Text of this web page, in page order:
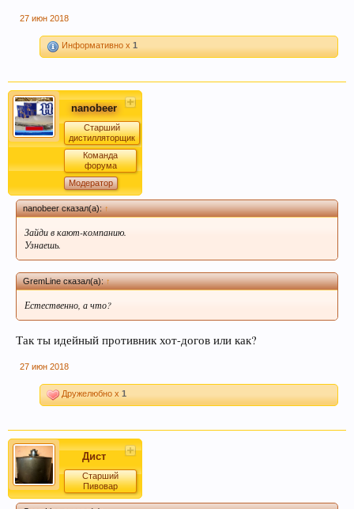
27 июн 2018
Информативно x 1
nanobeer
Старший
дистилляторщик
Команда
форума
Модератор
nanobeer сказал(а):↑
Зайди в кают-компанию.
Узнаешь.
GremLine сказал(а):↑
Естественно, а что?
Так ты идейный противник хот-догов или как?
27 июн 2018
Дружелюбно x 1
Дист
Старший
Пивовар